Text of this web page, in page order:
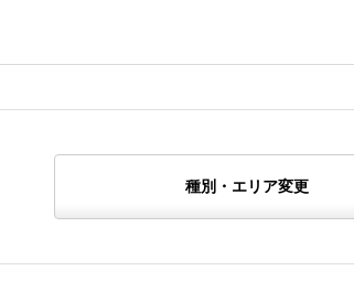
種別・エリア変更